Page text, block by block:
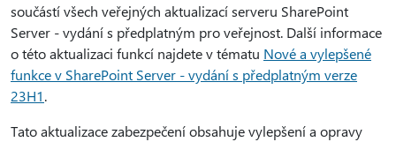
součástí všech veřejných aktualizací serveru SharePoint
Server - vydání s předplatným pro veřejnost. Další informace
o této aktualizaci funkcí najdete v tématu Nové a vylepšené
funkce v SharePoint Server - vydání s předplatným verze
23H1.
Tato aktualizace zabezpečení obsahuje vylepšení a opravy